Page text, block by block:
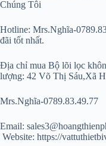
Chúng Tôi
Hotline: Mrs.Nghĩa-
đãi tốt nhất.
Địa chỉ mua Bộ lõi lọc
lượng: 42 Võ Thị Sáu,Xã
Mrs.Nghĩa-0789.83.49.77
Email:
Website: https://